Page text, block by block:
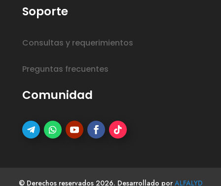
Soporte
Consultas y requerimientos
Preguntas frecuentes
Comunidad
© Derechos reservados 2026. Desarrollado por ALFALYD